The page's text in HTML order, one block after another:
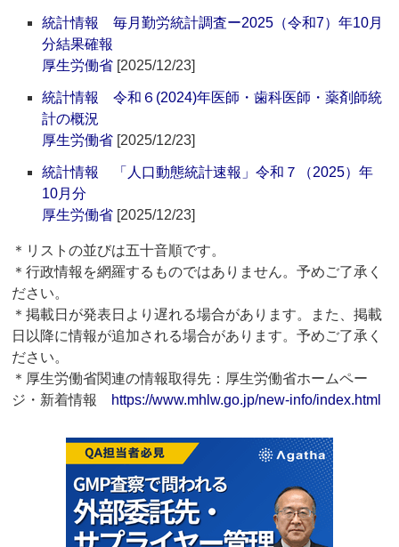
統計情報 毎月勤労統計調査ー2025（令和7）年10月
分結果確報
厚生労働省 [2025/12/23]
統計情報 令和６(2024)年医師・歯科医師・薬剤師統
計の概況
厚生労働省 [2025/12/23]
統計情報 「人口動態統計速報」令和７（2025）年
10月分
厚生労働省 [2025/12/23]
＊リストの並びは五十音順です。
＊行政情報を網羅するものではありません。予めご了承く
ださい。
＊掲載日が発表日より遅れる場合があります。また、掲載
日以降に情報が追加される場合があります。予めご了承く
ださい。
＊厚生労働省関連の情報取得先：厚生労働省ホームペー
ジ・新着情報 https://www.mhlw.go.jp/new-info/index.html